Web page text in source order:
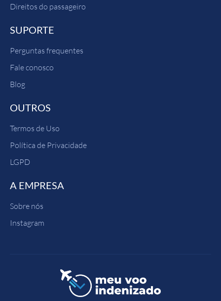
Direitos do passageiro
SUPORTE
Perguntas frequentes
Fale conosco
Blog
OUTROS
Termos de Uso
Política de Privacidade
LGPD
A EMPRESA
Sobre nós
Instagram